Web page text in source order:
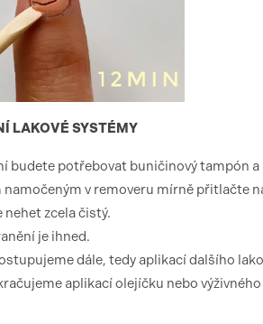
LAKOVÉ SYSTÉMY
budete potřebovat buničinový tampón a
namočeným v removeru mírně přitlačte
nehet zcela čistý.
je ihned.
dále, tedy aplikací dalšího
aplikací olejíčku nebo